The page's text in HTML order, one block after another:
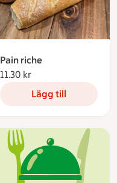
Pain riche
11.30 kr
Lägg till